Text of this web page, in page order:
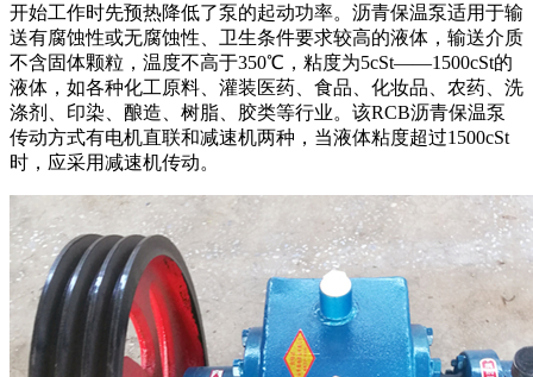
开始工作时先预热降低了泵的起动功率。沥青保温泵适用于输
送有腐蚀性或无腐蚀性、卫生条件要求较高的液体，输送介质
不含固体颗粒，温度不高于350℃，粘度为5cSt——1500cSt的
液体，如各种化工原料、灌装医药、食品、化妆品、农药、洗
涤剂、印染、酿造、树脂、胶类等行业。该RCB沥青保温泵
传动方式有电机直联和减速机两种，当液体粘度超过1500cSt
时，应采用减速机传动。